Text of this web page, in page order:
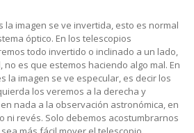
la imagen se ve invertida, esto es normal
óptico. En los telescopios
todo invertido o inclinado a un lado,
es que estemos haciendo algo mal. En
la imagen se ve especular, es decir los
los veremos a la derecha y
nada a la observación astronómica, en
ni revés. Solo debemos acostumbrarnos